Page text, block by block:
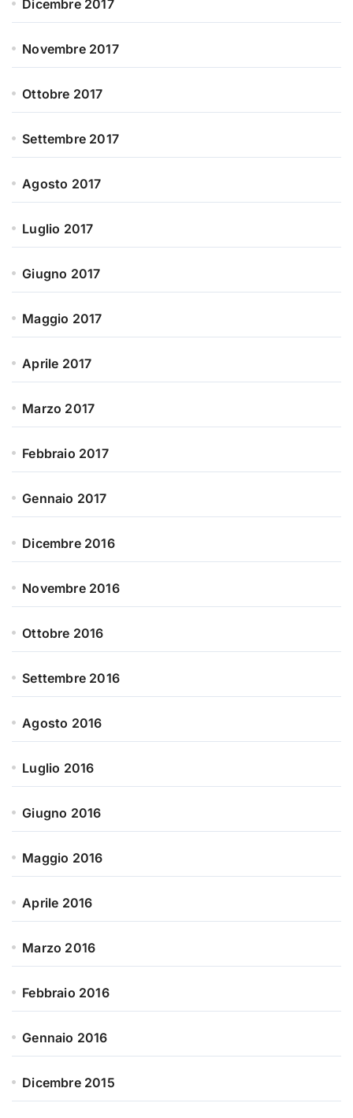
Dicembre 2017
Novembre 2017
Ottobre 2017
Settembre 2017
Agosto 2017
Luglio 2017
Giugno 2017
Maggio 2017
Aprile 2017
Marzo 2017
Febbraio 2017
Gennaio 2017
Dicembre 2016
Novembre 2016
Ottobre 2016
Settembre 2016
Agosto 2016
Luglio 2016
Giugno 2016
Maggio 2016
Aprile 2016
Marzo 2016
Febbraio 2016
Gennaio 2016
Dicembre 2015